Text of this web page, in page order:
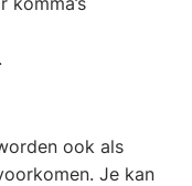
ook als
Je kan